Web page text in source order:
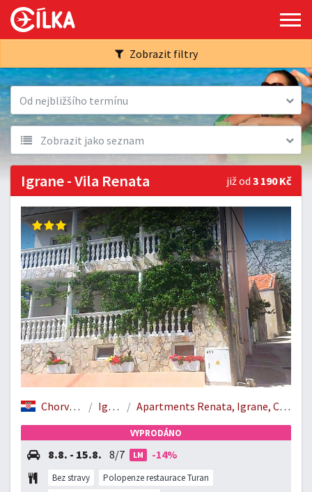
Zobrazit filtry
Od nejbližšího termínu
Zobrazit jako seznam
již od 3 190 Kč
Igrane - Vila Renata
Chorvatsko Igrane Apartments Renata, Igrane, Chorvatsko
VYPRODÁNO
8.8. - 15.8. 8/7 LM -14%
Bez stravy
Polopenze restaurace Turan